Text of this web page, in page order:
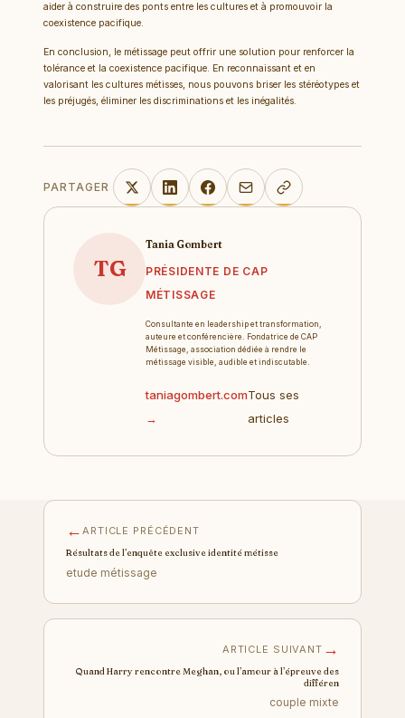
aider à construire des ponts entre les cultures et à promouvoir la
coexistence pacifique.
En conclusion, le métissage peut offrir une solution pour renforcer la
tolérance et la coexistence pacifique. En reconnaissant et en
valorisant les cultures métisses, nous pouvons briser les stéréotypes et
les préjugés, éliminer les discriminations et les inégalités.
PARTAGER
TG
Tania Gombert
PRÉSIDENTE DE CAP
MÉTISSAGE
Consultante en leadership et transformation,
auteure et conférencière. Fondatrice de CAP
Métissage, association dédiée à rendre le
métissage visible, audible et indiscutable.
taniagombert.com
→
Tous ses
articles
← ARTICLE PRÉCÉDENT
Résultats de l’enquête exclusive identité métisse
etude métissage
ARTICLE SUIVANT →
Quand Harry rencontre Meghan, ou l’amour à l’épreuve des
différen
couple mixte